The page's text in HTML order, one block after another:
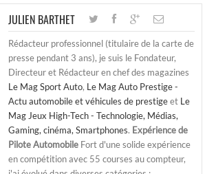
JULIEN BARTHET
Rédacteur professionnel (titulaire de la carte de
presse pendant 3 ans), je suis le Fondateur,
Directeur et Rédacteur en chef des magazines
Le Mag Sport Auto, Le Mag Auto Prestige -
Actu automobile et véhicules de prestigeet Le
Mag Jeux High-Tech - Technologie, Médias,
Gaming, cinéma, Smartphones. Expérience de
Pilote Automobile Fort d'une solide expérience
en compétition avec 55 courses au compteur,